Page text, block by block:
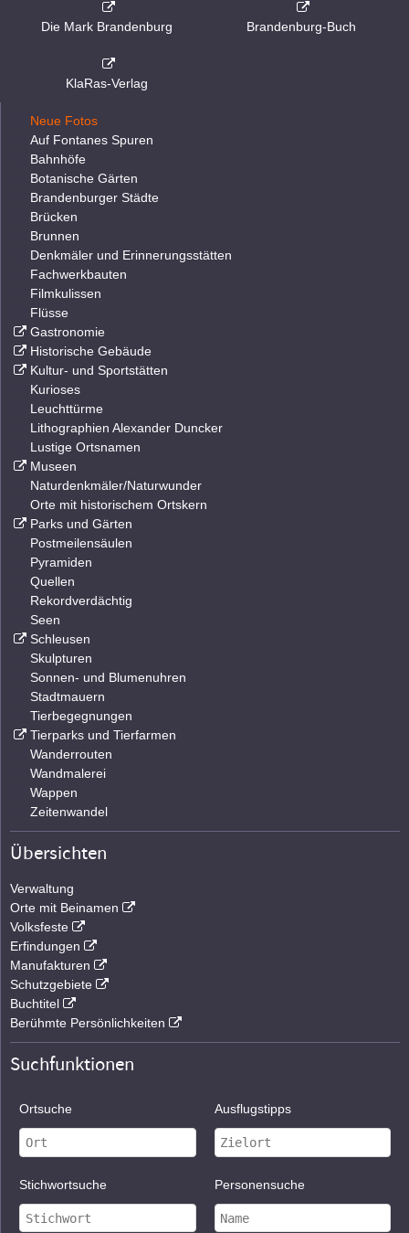
Die Mark Brandenburg Brandenburg-Buch
KlaRas-Verlag
Neue Fotos
Auf Fontanes Spuren
Bahnhöfe
Botanische Gärten
Brandenburger Städte
Brücken
Brunnen
Denkmäler und Erinnerungsstätten
Fachwerkbauten
Filmkulissen
Flüsse
Gastronomie
Historische Gebäude
Kultur- und Sportstätten
Kurioses
Leuchttürme
Lithographien Alexander Duncker
Lustige Ortsnamen
Museen
Naturdenkmäler/Naturwunder
Orte mit historischem Ortskern
Parks und Gärten
Postmeilensäulen
Pyramiden
Quellen
Rekordverdächtig
Seen
Schleusen
Skulpturen
Sonnen- und Blumenuhren
Stadtmauern
Tierbegegnungen
Tierparks und Tierfarmen
Wanderrouten
Wandmalerei
Wappen
Zeitenwandel
Übersichten
Verwaltung
Orte mit Beinamen
Volksfeste
Erfindungen
Manufakturen
Schutzgebiete
Buchtitel
Berühmte Persönlichkeiten
Suchfunktionen
Ortsuche Ausflugstipps
Stichwortsuche Personensuche